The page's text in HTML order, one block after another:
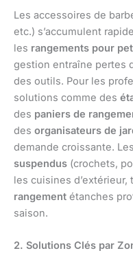
Les accessoires de
etc.) s’accumulent
les rangements pour
gestion entraîne pertes
des outils. Pour les
solutions comme des
des paniers de
des organisateurs de
demande croissante. Les
suspendus (crochets,
les cuisines d’extérieur,
rangement étanches
saison.
2. Solutions Clés par